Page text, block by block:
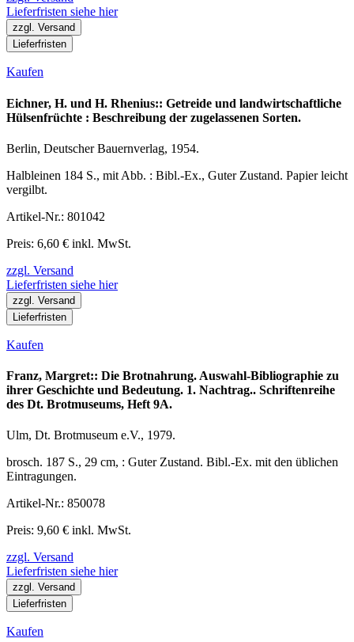
Lieferfristen siehe hier
zzgl. Versand
Lieferfristen
Kaufen
Eichner, H. und H. Rhenius:: Getreide und landwirtschaftliche
Hülsenfrüchte : Beschreibung der zugelassenen Sorten.
Berlin, Deutscher Bauernverlag, 1954.
Halbleinen 184 S., mit Abb. : Bibl.-Ex., Guter Zustand. Papier leicht
vergilbt.
Artikel-Nr.: 801042
Preis: 6,60 € inkl. MwSt.
zzgl. Versand
Lieferfristen siehe hier
zzgl. Versand
Lieferfristen
Kaufen
Franz, Margret:: Die Brotnahrung. Auswahl-Bibliographie zu
ihrer Geschichte und Bedeutung. 1. Nachtrag.. Schriftenreihe
des Dt. Brotmuseums, Heft 9A.
Ulm, Dt. Brotmuseum e.V., 1979.
brosch. 187 S., 29 cm, : Guter Zustand. Bibl.-Ex. mit den üblichen
Eintragungen.
Artikel-Nr.: 850078
Preis: 9,60 € inkl. MwSt.
zzgl. Versand
Lieferfristen siehe hier
zzgl. Versand
Lieferfristen
Kaufen